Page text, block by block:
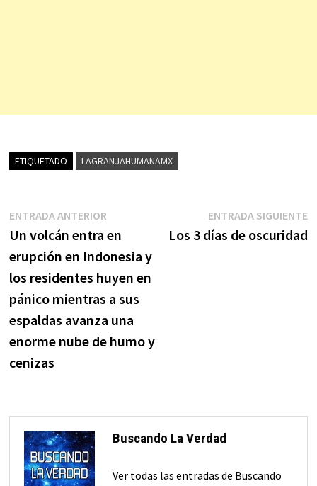
ETIQUETADO LAGRANJAHUMANAMX
Navegación
de
entradas
ENTRADA ANTERIOREntrada
anterior:
Un volcán entra en
erupción en Indonesia y
los residentes huyen en
pánico mientras a sus
espaldas avanza una
enorme nube de humo y
cenizas
ENTRADA SIGUIENTE
Los 3 días de oscuridad
Buscando La Verdad
Ver todas las entradas de Buscando